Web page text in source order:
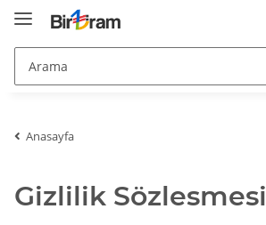
Anasayfa
Gizlilik Sözlesmesi